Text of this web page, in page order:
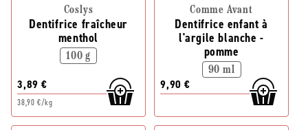
Coslys
Dentifrice fraîcheur
menthol
100 g
3,89 €
38,90 €/kg
Comme Avant
Dentifrice enfant à
l'argile blanche -
pomme
90 ml
9,90 €